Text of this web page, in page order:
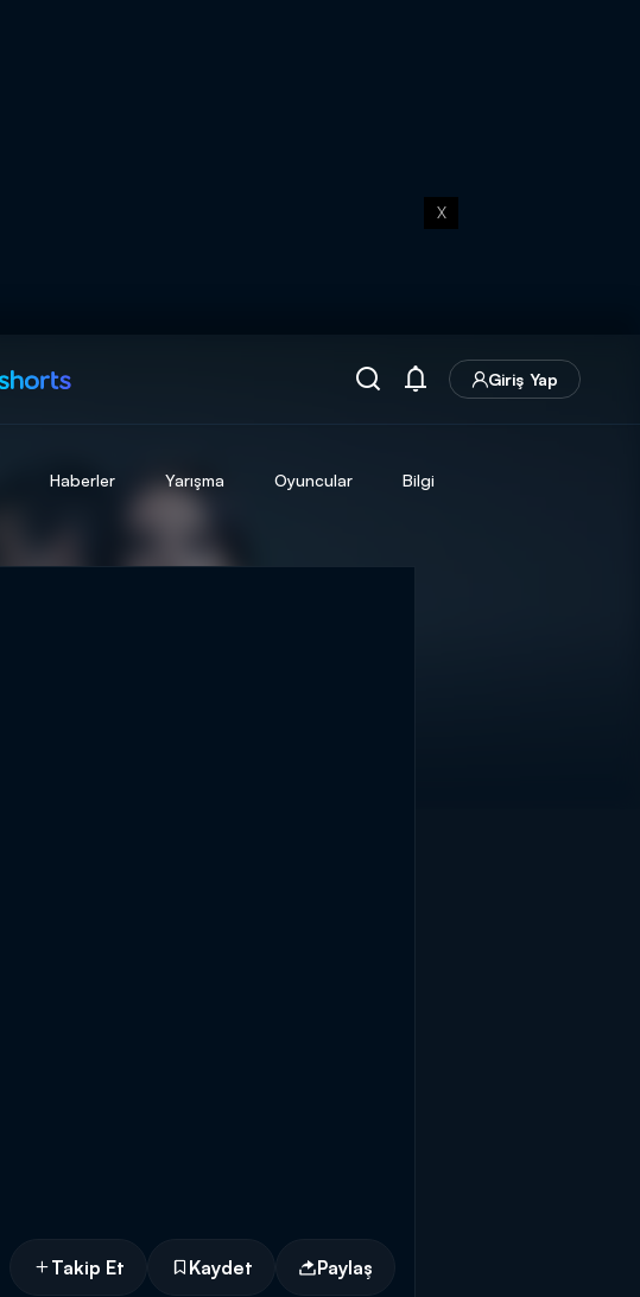
X
Giriş Yap
Haberler Yarışma Oyuncular Bilgi
Takip Et Kaydet Paylaş